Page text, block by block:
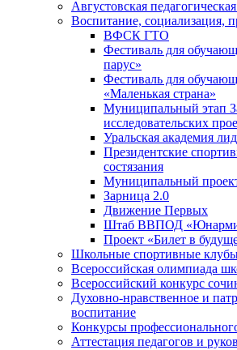
Августовская
Воспитание, социализация,
ВФСК ГТО
Фестиваль для
парус»
Фестиваль для
«Маленькая страна»
Муниципальный этап
исследовательских
Уральская академия
Президентские
состязания
Муниципальный
Зарница 2.0
Движение Первых
Штаб ВВПОД
Проект «Билет в
Школьные спортивные
Всероссийская олимпиада
Всероссийский конкурс
Духовно-нравственное и
воспитание
Конкурсы
Аттестация педагогов и